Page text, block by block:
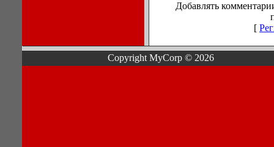
Добавлять
[
Copyright MyCorp © 2026